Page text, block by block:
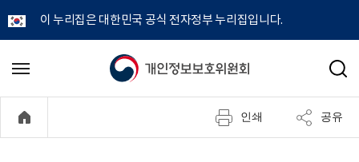
이 누리집은 대한민국 공식 전자정부 누리집입니다.
개
정
메
기
검
인쇄 공유